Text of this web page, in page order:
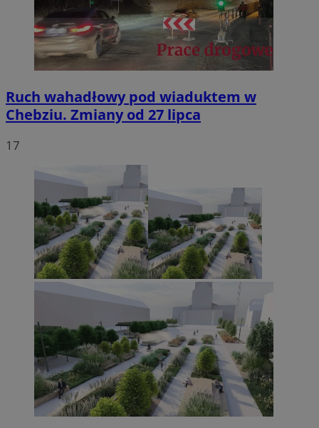
Ruch wahadłowy pod wiaduktem w
Chebziu. Zmiany od 27 lipca
17